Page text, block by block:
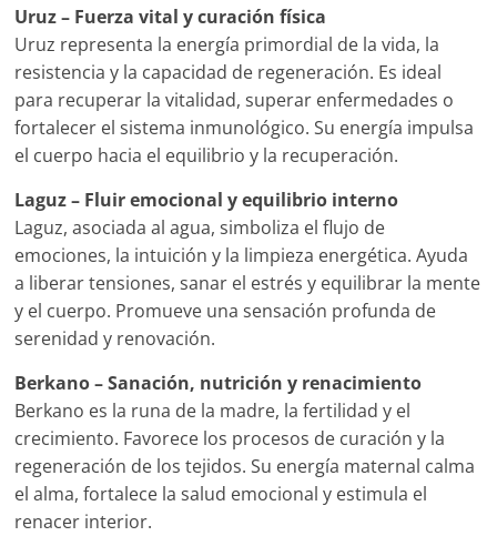
Uruz – Fuerza vital y curación física
Uruz representa la energía primordial de la vida, la
resistencia y la capacidad de regeneración. Es ideal
para recuperar la vitalidad, superar enfermedades o
fortalecer el sistema inmunológico. Su energía impulsa
el cuerpo hacia el equilibrio y la recuperación.
Laguz – Fluir emocional y equilibrio interno
Laguz, asociada al agua, simboliza el flujo de
emociones, la intuición y la limpieza energética. Ayuda
a liberar tensiones, sanar el estrés y equilibrar la mente
y el cuerpo. Promueve una sensación profunda de
serenidad y renovación.
Berkano – Sanación, nutrición y renacimiento
Berkano es la runa de la madre, la fertilidad y el
crecimiento. Favorece los procesos de curación y la
regeneración de los tejidos. Su energía maternal calma
el alma, fortalece la salud emocional y estimula el
renacer interior.